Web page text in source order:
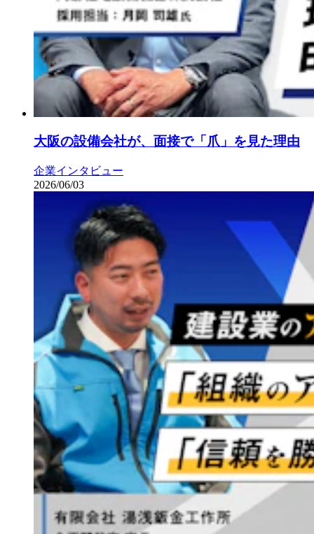
大阪の設備会社が、面接で「爪」を見た理由
企業インタビュー
2026/06/03